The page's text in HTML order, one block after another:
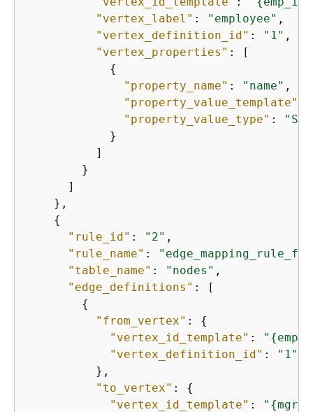
"vertex_label" : "employee" ,
"vertex_definition_id" : "1" ,
"vertex_properties" : [
{
"property_name" : "name" ,
"property_value_template"
"property_value_type" :
            }
          ]
        }
      ]
    },
{
"rule_id" : "2" ,
"rule_name" :
"table_name" : "nodes" ,
"edge_definitions" : [
{
"from_vertex" : {
"vertex_id_template" : " {
"vertex_definition_id" :
"1"
          },
"to_vertex" : {
"vertex_id_template" : " {